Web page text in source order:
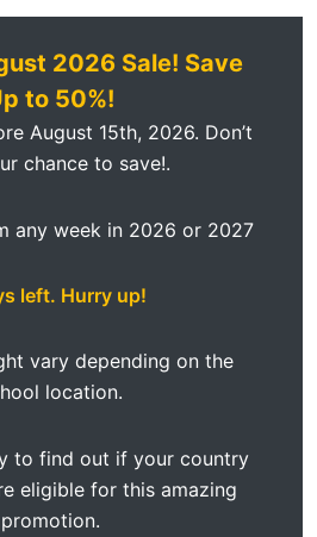
2026 Sale! Save
to 50%!
August 15th, 2026. Don’t
chance to save!.
any week in 2026 or 2027
left. Hurry up!
vary depending on the
location.
to find out if your country
eligible for this amazing
promotion.